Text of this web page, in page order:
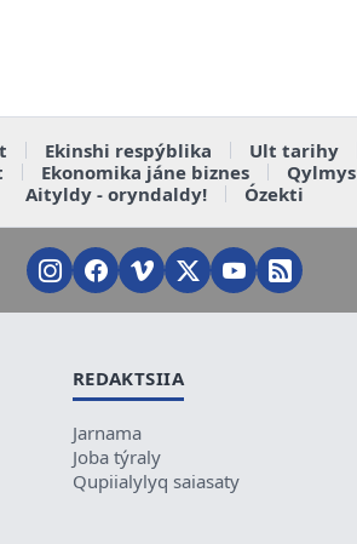
Ekinshi respýblika Ult tarihy
Ekonomika jáne biznes Qylmys
Aityldy - oryndaldy!
Ózekti
REDAKTSIIA
Jarnama
Joba týraly
Qupiialylyq saiasaty